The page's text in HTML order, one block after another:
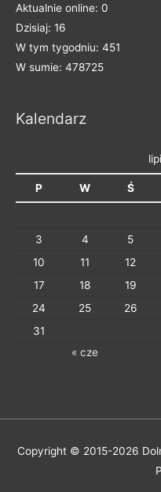
e
g
i
Aktualnie online: 0
Dzisiaj: 16
W tym tygodniu: 451
W sumie: 478725
Kalendarz
P W Ś
« cze
3
4 5
10
11 12
17
18 19
24
25 26
31
Copyright © 2015-2026